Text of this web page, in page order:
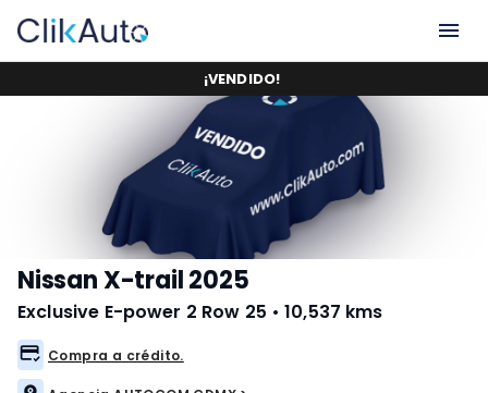
¡VENDIDO!
Nissan X-trail 2025
Exclusive E-power 2 Row 25 • 10,537 kms
Compra a crédito.